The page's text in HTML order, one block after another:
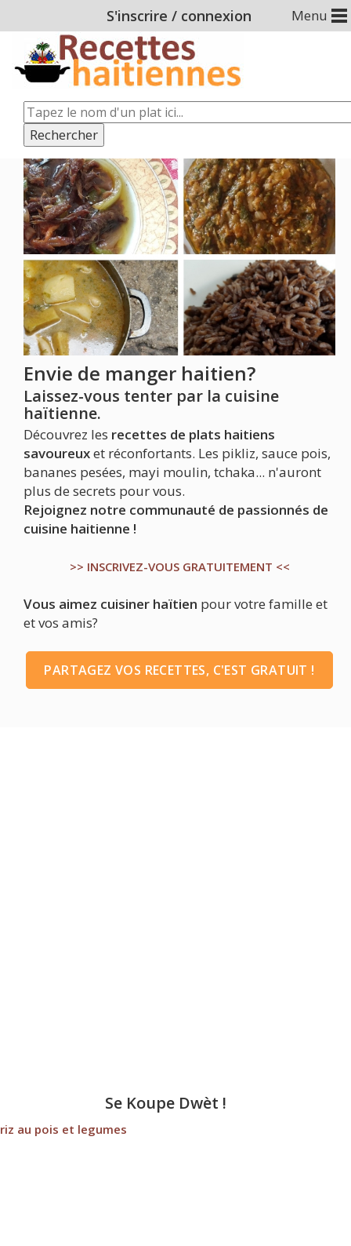
Menu
S'inscrire / connexion
Rechercher
Envie de manger haitien?
Laissez-vous tenter par la cuisine
haïtienne.
Découvrez les recettes de plats haitiens
savoureuxet réconfortants. Les pikliz, sauce pois,
bananes pesées, mayi moulin, tchaka... n'auront
plus de secrets pour vous.
Rejoignez notre communauté de passionnés de
cuisine haitienne !
>> INSCRIVEZ-VOUS GRATUITEMENT <<
Vous aimez cuisiner haïtien pour votre famille et
et vos amis?
PARTAGEZ VOS RECETTES, C'EST GRATUIT !
Se Koupe Dwèt !
riz au pois et legumes